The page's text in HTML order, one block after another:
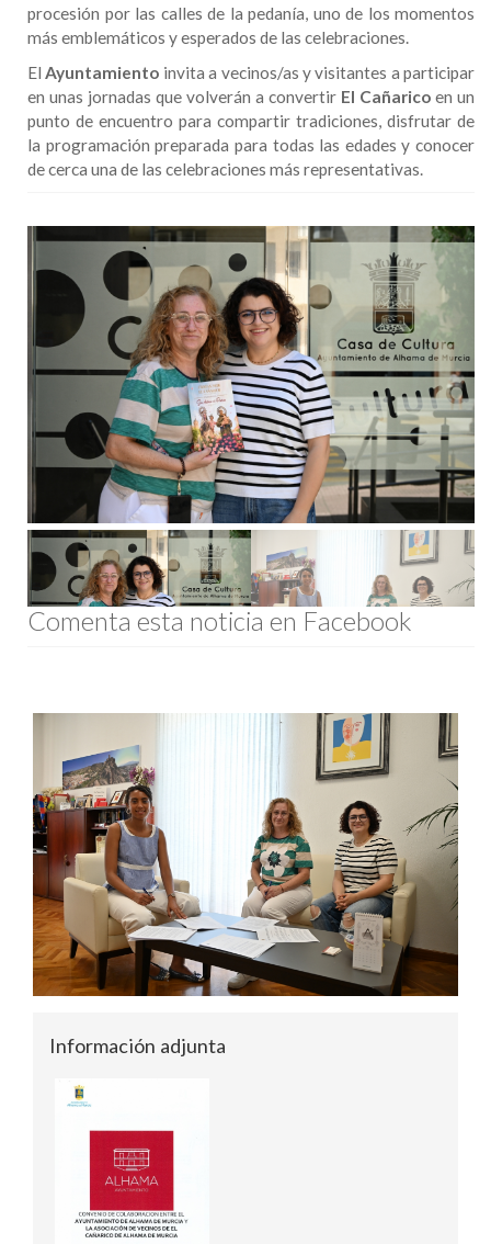
procesión por las calles de la pedanía, uno de los momentos
más emblemáticos y esperados de las celebraciones.
ElAyuntamiento invita a vecinos/as y visitantes a participar
en unas jornadas que volverán a convertir El Cañarico en un
punto de encuentro para compartir tradiciones, disfrutar de
la programación preparada para todas las edades y conocer
de cerca una de las celebraciones más representativas.
Comenta esta noticia en Facebook
Información adjunta